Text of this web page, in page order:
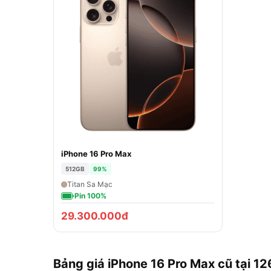
iPhone 16 Pro Max
512GB 99%
Titan Sa Mạc
Pin 100%
29.300.000đ
Bảng giá iPhone 16 Pro Max cũ tại